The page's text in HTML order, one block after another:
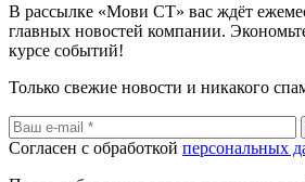
В рассылке «Мови СТ» вас ждёт
главных новостей компании.
курсе событий!
Только свежие новости и никакого
Согласен с обработкой персональных